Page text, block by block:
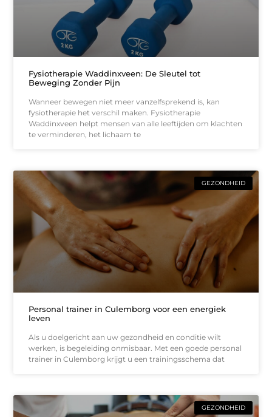
Fysiotherapie Waddinxveen: De Sleutel tot
Beweging Zonder Pijn
Wanneer bewegen niet meer vanzelfsprekend is, kan
fysiotherapie het verschil maken. Fysiotherapie
Waddinxveen helpt mensen van alle leeftijden om klachten
te verminderen, het lichaam te
GEZONDHEID
Personal trainer in Culemborg voor een energiek
leven
Als u doelgericht aan uw gezondheid en conditie wilt
werken, is begeleiding onmisbaar. Met een goede personal
trainer in Culemborg krijgt u een trainingsschema dat
GEZONDHEID